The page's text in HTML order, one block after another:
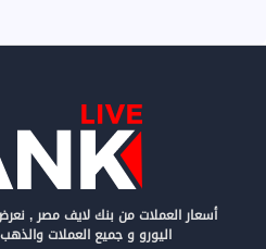
أسعار العملات من بنك لايف مصر ,
اليورو و جميع العملات